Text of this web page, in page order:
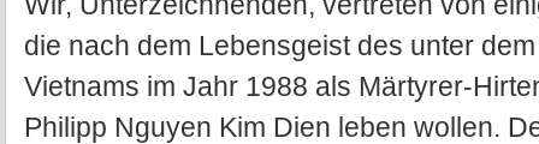
die nach dem Lebensgeist des unter
Vietnams im Jahr 1988 als Märtyrer-
Philipp Nguyen Kim Dien leben wollen.